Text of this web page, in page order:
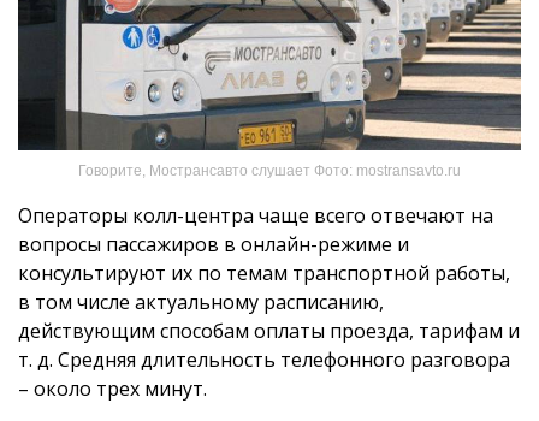
Говорите, Мострансавто слушает Фото: mostransavto.ru
Операторы колл-центра чаще всего отвечают на
вопросы пассажиров в онлайн-режиме и
консультируют их по темам транспортной работы,
в том числе актуальному расписанию,
действующим способам оплаты проезда, тарифам и
т. д. Средняя длительность телефонного разговора
– около трех минут.